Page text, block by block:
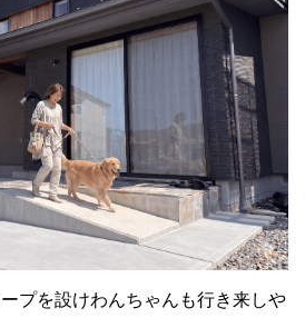
プを設けわんちゃんも行き来しや